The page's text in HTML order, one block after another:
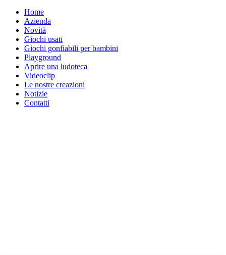
Home
Azienda
Novità
Giochi usati
Giochi gonfiabili per bambini
Playground
Aprire una ludoteca
Videoclip
Le nostre creazioni
Notizie
Contatti